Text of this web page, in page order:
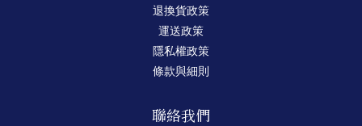
退換貨政策
運送政策
隱私權政策
條款與細則
聯絡我們